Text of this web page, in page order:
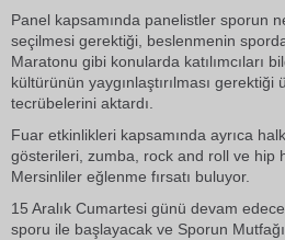
Panel kapsamında panelistler sporun
seçilmesi gerektiği, beslenmenin
Maratonu gibi konularda katılımcıları
kültürünün yaygınlaştırılması
tecrübelerini aktardı.
Fuar etkinlikleri kapsamında ayrıca
gösterileri, zumba, rock and roll ve hip
Mersinliler eğlenme fırsatı buluyor.
15 Aralık Cumartesi günü devam
sporu ile başlayacak ve Sporun